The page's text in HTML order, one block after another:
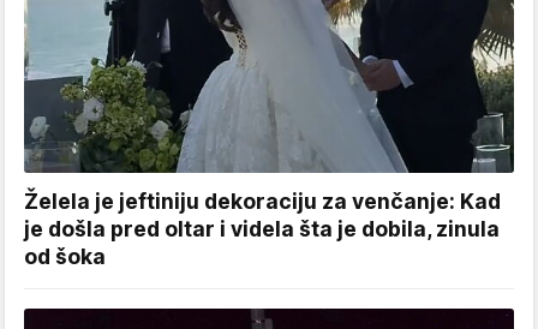
Želela je jeftiniju dekoraciju za venčanje: Kad
je došla pred oltar i videla šta je dobila, zinula
od šoka